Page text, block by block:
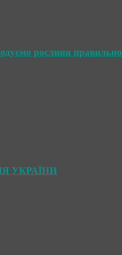
рослини правильно
УКРАЇНИ